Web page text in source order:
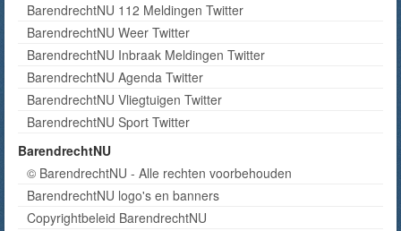
BarendrechtNU 112 Meldingen Twitter
BarendrechtNU Weer Twitter
BarendrechtNU Inbraak Meldingen Twitter
BarendrechtNU Agenda Twitter
BarendrechtNU Vliegtuigen Twitter
BarendrechtNU Sport Twitter
BarendrechtNU
© BarendrechtNU - Alle rechten voorbehouden
BarendrechtNU logo's en banners
Copyrightbeleid BarendrechtNU